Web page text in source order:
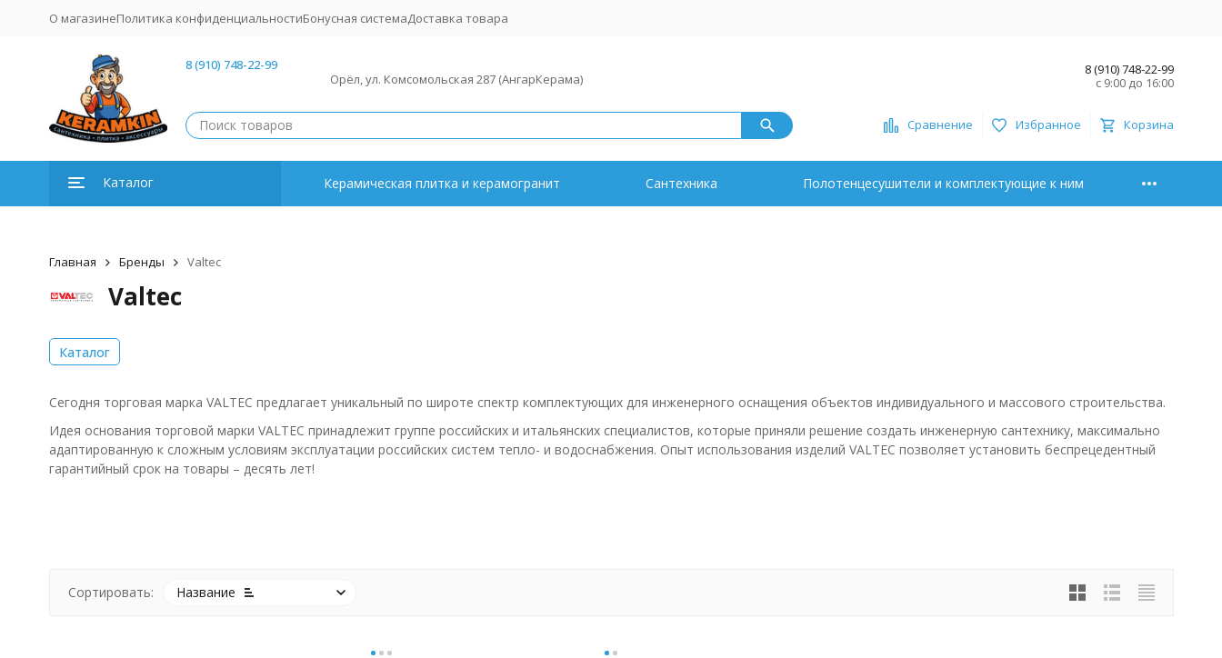
О магазинеПолитика конфиденциальностиБонусная системаДоставка товара
8 (910) 748-22-99
Орёл, ул. Комсомольская 287 (АнгарКерама)
8 (910) 748-22-99
с 9:00 до 16:00
Сравнение Избранное Корзина
Каталог Керамическая плитка и керамогранит Сантехника Полотенцесушители и комплектующие к ним
Главная Бренды Valtec
Valtec
Каталог
Сегодня торговая марка VALTEC предлагает уникальный по широте спектр комплектующих для инженерного оснащения объектов индивидуального и массового строительства.
Идея основания торговой марки VALTEC принадлежит группе российских и итальянских специалистов, которые приняли решение создать инженерную сантехнику, максимально
адаптированную к сложным условиям эксплуатации российских систем тепло- и водоснабжения. Опыт использования изделий VALTEC позволяет установить беспрецедентный
гарантийный срок на товары – десять лет!
Сортировать: Название